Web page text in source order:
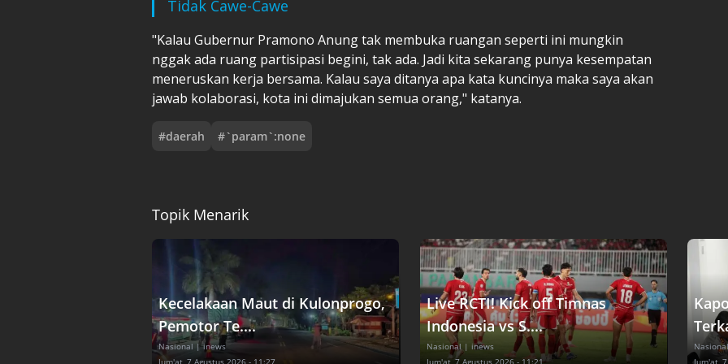
Tidak Cawe-Cawe
"Kalau Gubernur Pramono Anung tak membuka ruangan seperti ini mungkin
nggak ada ruang partisipasi begini, tak ada. Jadi kita sekarang punya kesempatan
meneruskan kerja bersama. Kalau saya ditanya apa kata kuncinya maka saya akan
jawab kolaborasi, kota ini dimajukan semua orang," katanya.
#daerah #`param`:none
Topik Menarik
Kecelakaan Maut di Kulonprogo,
Pemotor Te....
Nasional | inews
Jum'at, 7 Agustus 2026 - 11:27
Live RCTI! Kick off Timnas
Indonesia vs S....
Nasional | inews
Jum'at, 7 Agustus 2026 - 11:21
Jum'at,